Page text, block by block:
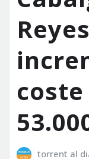
Reyes
torrent al